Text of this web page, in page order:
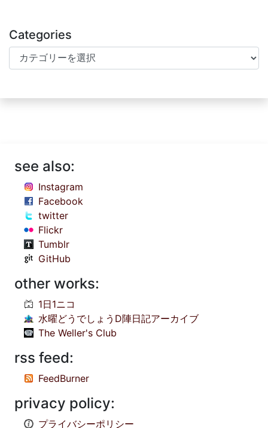
Categories
Categories
see also:
Instagram
Facebook
twitter
Flickr
Tumblr
GitHub
other works:
1日1ニコ
水曜どうでしょうD陣日記アーカイブ
The Weller's Club
rss feed:
FeedBurner
privacy policy:
プライバシーポリシー